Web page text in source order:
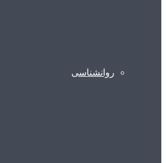
روانشناسی